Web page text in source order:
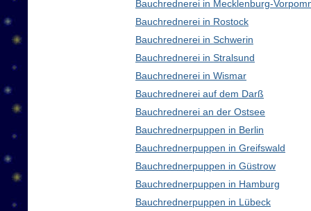
Bauchrednerei in Mecklenburg-
Bauchrednerei in Rostock
Bauchrednerei in Schwerin
Bauchrednerei in Stralsund
Bauchrednerei in Wismar
Bauchrednerei auf dem Darß
Bauchrednerei an der Ostsee
Bauchrednerpuppen in Berlin
Bauchrednerpuppen in Greifswald
Bauchrednerpuppen in Güstrow
Bauchrednerpuppen in Hamburg
Bauchrednerpuppen in Lübeck